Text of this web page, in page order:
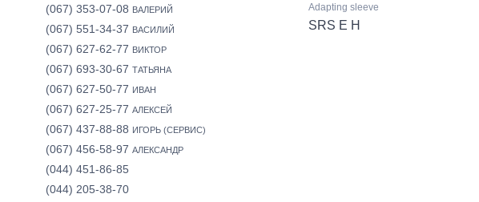
Adapting sleeve
SRS E H
(067) 353-07-08 ВАЛЕРИЙ
(067) 551-34-37 ВАСИЛИЙ
(067) 627-62-77 ВИКТОР
(067) 693-30-67 ТАТЬЯНА
(067) 627-50-77 ИВАН
(067) 627-25-77 АЛЕКСЕЙ
(067) 437-88-88 ИГОРЬ (СЕРВИС)
(067) 456-58-97 АЛЕКСАНДР
(044) 451-86-85
(044) 205-38-70